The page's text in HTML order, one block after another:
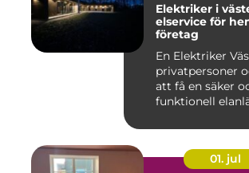
Elektriker i västerås
elservice för
företag
En Elektriker
privatpersoner
att få en säker
funktionell
01. jul